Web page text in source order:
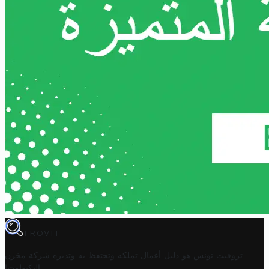
TROVIT
تروفيت تونس هو دليل أعمال تملكه وتحتفظ به وتديره
شركة مخزن